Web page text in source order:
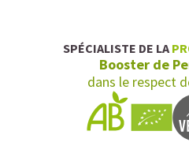
SPÉCIALISTE DE LA
Booster de
dans le respect